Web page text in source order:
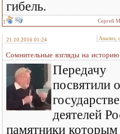
гибель.
1 Сергей
21.10.2016 01:24 Анализ,
Сомнительные взгляды на историю
Передачу
посвятили
деятелей
памятники которым